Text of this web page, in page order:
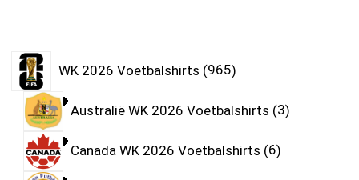
WK 2026 Voetbalshirts 965
Australië WK 2026 Voetbalshirts 3
Canada WK 2026 Voetbalshirts 6